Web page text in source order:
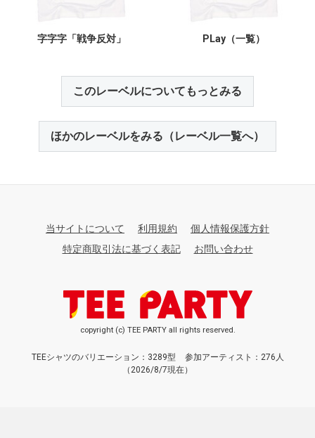
字字字「戦争反対」 PLay（一覧）
このレーベルについてもっとみる
ほかのレーベルをみる（レーベル一覧へ）
当サイトについて 利用規約
個人情報保護方針
特定商取引法に基づく表記
お問い合わせ
copyright (c) TEE PARTY all rights reserved.
TEEシャツのバリエーション：3289型
参加アーティスト：276人
（2026/8/7現在）